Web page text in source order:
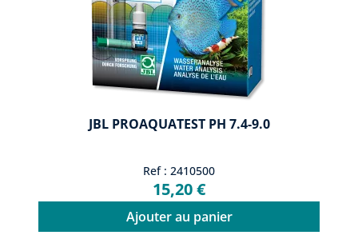
JBL PROAQUATEST PH 7.4-9.0
Ref : 2410500
15,20 €
Ajouter au panier